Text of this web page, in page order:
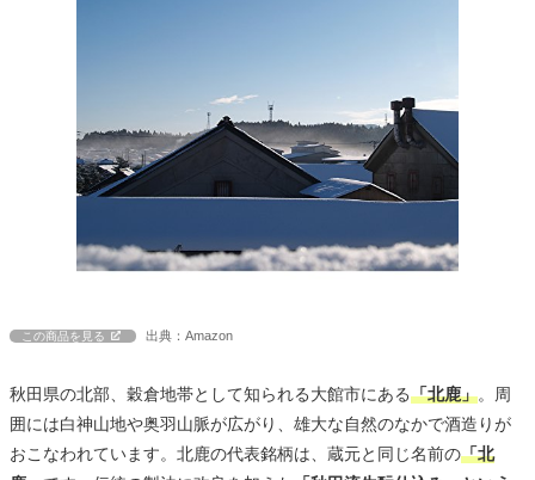
この商品を見る 出典：Amazon
秋田県の北部、穀倉地帯として知られる大館市にある「北鹿」。周
囲には白神山地や奥羽山脈が広がり、雄大な自然のなかで酒造りが
おこなわれています。北鹿の代表銘柄は、蔵元と同じ名前の「北